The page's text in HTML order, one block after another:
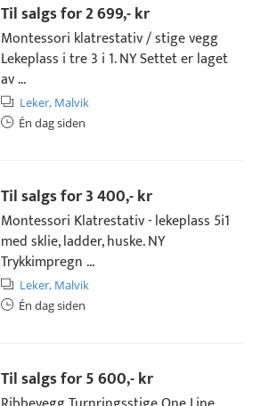
Til salgs for2 699,- kr
Montessori klatrestativ / stige vegg
Lekeplass i tre 3 i 1. NY Settet er laget
av ...
Leker, Malvik
Én dag siden
Til salgs for3 400,- kr
Montessori Klatrestativ - lekeplass 5i1
med sklie, ladder, huske. NY
Trykkimpregn ...
Leker, Malvik
Én dag siden
Til salgs for5 600,- kr